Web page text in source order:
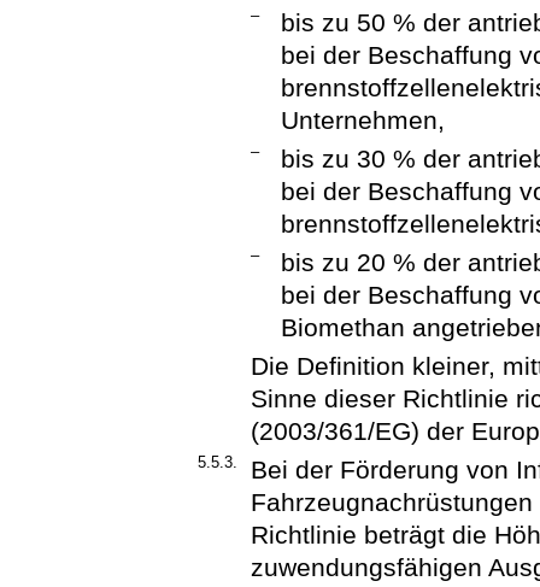
–
bis zu 50 % der
bei der Beschaffung
Unternehmen,
–
bis zu 30 % der
bei der Beschaffung
–
bis zu 20 % der
bei der Beschaffung
Biomethan
Die Definition kleiner,
Sinne dieser Richtlinie
(2003/361/EG) der
5.5.3.
Bei der Förderung von
Richtlinie beträgt die
zuwendungsfähigen